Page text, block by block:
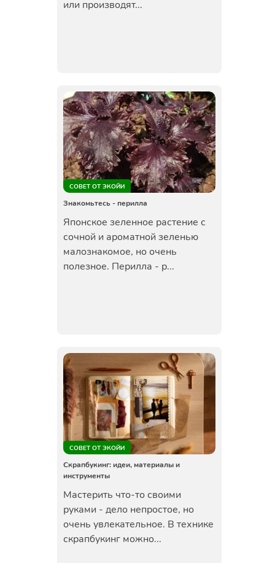
или производят...
СОВЕТ ОТ ЭКОЙИ
Знакомьтесь - перилла
Японское зеленное растение с
сочной и ароматной зеленью
малознакомое, но очень
полезное. Перилла - р...
СОВЕТ ОТ ЭКОЙИ
Скрапбукинг: идеи, материалы и
инструменты
Мастерить что-то своими
руками - дело непростое, но
очень увлекательное. В технике
скрапбукинг можно...